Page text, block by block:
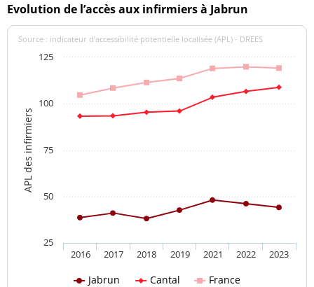
Evolution de l’accès aux infirmiers à Jabrun
APL des infirmiers
Source : indicateur d’accessibilité potentielle localisée (APL) - DREES
Jabrun Cantal France
2016 2017 2018 2019 2021 2022 2023
25
50
75
100
125